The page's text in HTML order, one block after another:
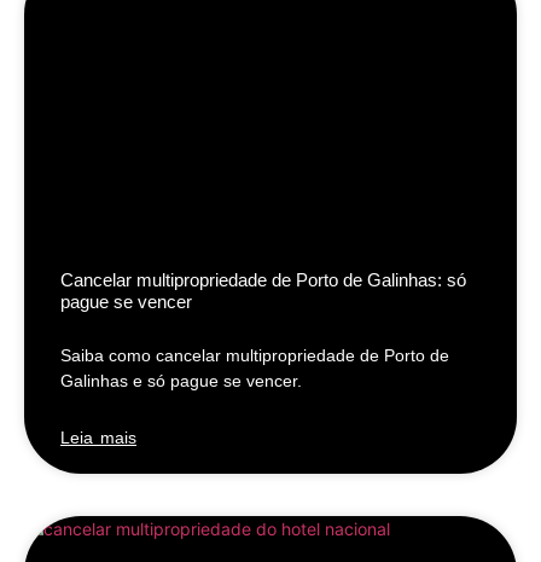
Cancelar multipropriedade de Porto de Galinhas: só
pague se vencer
Saiba como cancelar multipropriedade de Porto de
Galinhas e só pague se vencer.
Leia mais